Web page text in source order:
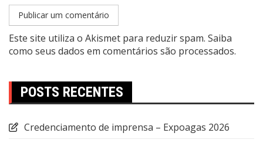
Este site utiliza o Akismet para reduzir spam. Saiba
como seus dados em comentários são processados.
POSTS RECENTES
Credenciamento de imprensa – Expoagas 2026